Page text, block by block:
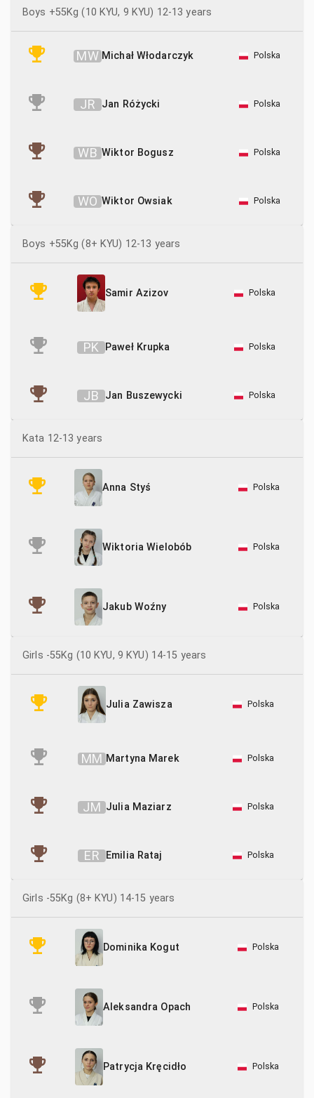
Boys +55Kg (10 KYU, 9 KYU) 12-13 years
MW Michał Włodarczyk Polska
JR Jan Różycki Polska
WB Wiktor Bogusz Polska
WO Wiktor Owsiak Polska
Boys +55Kg (8+ KYU) 12-13 years
Samir Azizov Polska
PK Paweł Krupka Polska
JB Jan Buszewycki Polska
Kata 12-13 years
Anna Styś Polska
Wiktoria Wielobób Polska
Jakub Woźny Polska
Girls -55Kg (10 KYU, 9 KYU) 14-15 years
Julia Zawisza Polska
MM Martyna Marek Polska
JM Julia Maziarz Polska
ER Emilia Rataj Polska
Girls -55Kg (8+ KYU) 14-15 years
Dominika Kogut Polska
Aleksandra Opach Polska
Patrycja Kręcidło Polska